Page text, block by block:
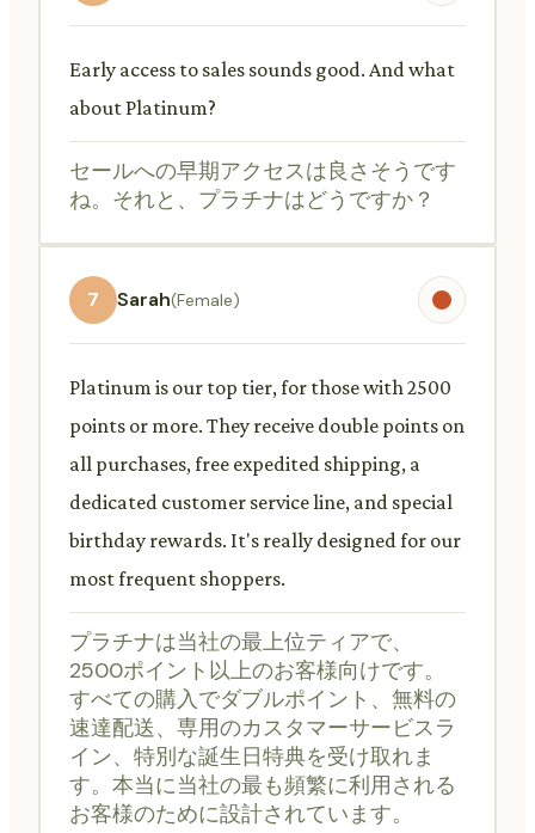
Early access to sales sounds good. And what
about Platinum?
セールへの早期アクセスは良さそうです
ね。それと、プラチナはどうですか？
7 Sarah(Female)
Platinum is our top tier, for those with 2500
points or more. They receive double points on
all purchases, free expedited shipping, a
dedicated customer service line, and special
birthday rewards. It's really designed for our
most frequent shoppers.
プラチナは当社の最上位ティアで、
2500ポイント以上のお客様向けです。
すべての購入でダブルポイント、無料の
速達配送、専用のカスタマーサービスラ
イン、特別な誕生日特典を受け取れま
す。本当に当社の最も頻繁に利用される
お客様のために設計されています。